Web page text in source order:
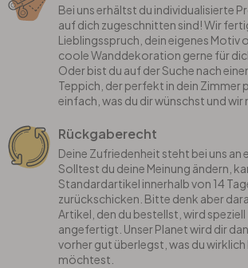
Bei uns erhältst du individualisierte
auf dich zugeschnitten sind! Wir
Lieblingsspruch, dein eigenes Motiv
coole Wanddekoration gerne für
Oder bist du auf der Suche nach
Teppich, der perfekt in dein Zimmer
einfach, was du dir wünschst und
Rückgaberecht
Deine Zufriedenheit steht bei uns an
Solltest du deine Meinung ändern,
Standardartikel innerhalb von 14
zurückschicken. Bitte denk aber
Artikel, den du bestellst, wird speziell
angefertigt. Unser Planet wird dir
vorher gut überlegst, was du
möchtest.